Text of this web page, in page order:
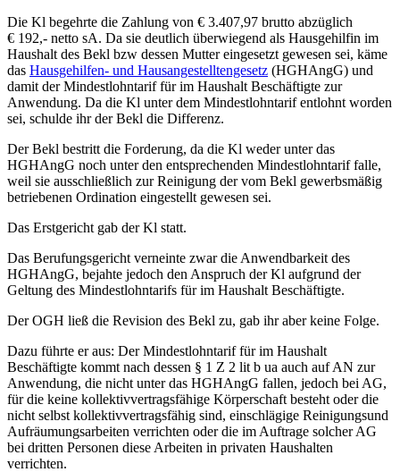
Die Kl begehrte die Zahlung von € 3.407,97 brutto abzüglich
€ 192,- netto sA. Da sie deutlich überwiegend als Hausgehilfin im
Haushalt des Bekl bzw dessen Mutter eingesetzt gewesen sei, käme
das Hausgehilfen- und Hausangestelltengesetz (HGHAngG) und
damit der Mindestlohntarif für im Haushalt Beschäftigte zur
Anwendung. Da die Kl unter dem Mindestlohntarif entlohnt worden
sei, schulde ihr der Bekl die Differenz.
Der Bekl bestritt die Forderung, da die Kl weder unter das
HGHAngG noch unter den entsprechenden Mindestlohntarif falle,
weil sie ausschließlich zur Reinigung der vom Bekl gewerbsmäßig
betriebenen Ordination eingestellt gewesen sei.
Das Erstgericht gab der Kl statt.
Das Berufungsgericht verneinte zwar die Anwendbarkeit des
HGHAngG, bejahte jedoch den Anspruch der Kl aufgrund der
Geltung des Mindestlohntarifs für im Haushalt Beschäftigte.
Der OGH ließ die Revision des Bekl zu, gab ihr aber keine Folge.
Dazu führte er aus: Der Mindestlohntarif für im Haushalt
Beschäftigte kommt nach dessen § 1 Z 2 lit b ua auch auf AN zur
Anwendung, die nicht unter das HGHAngG fallen, jedoch bei AG,
für die keine kollektivvertragsfähige Körperschaft besteht oder die
nicht selbst kollektivvertragsfähig sind, einschlägige Reinigungsund
Aufräumungsarbeiten verrichten oder die im Auftrage solcher AG
bei dritten Personen diese Arbeiten in privaten Haushalten
verrichten.